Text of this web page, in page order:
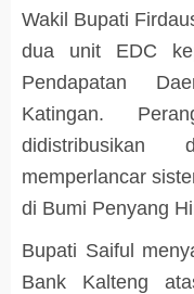
Wakil Bupati
dua unit EDC
Pendapatan
Katingan.
didistribusikan
memperlancar
di Bumi Penyang
Bupati Saiful
Bank Kalteng